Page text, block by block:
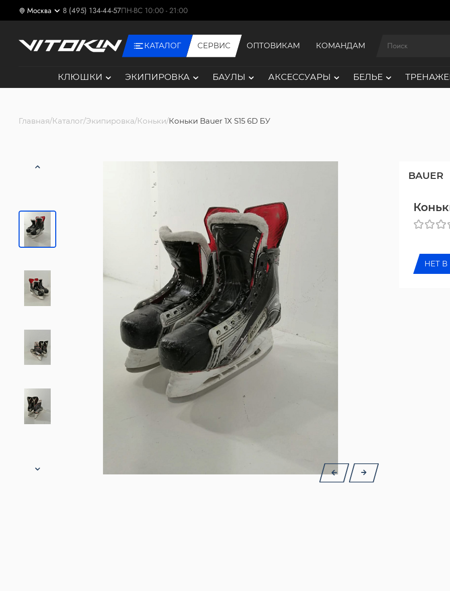
Москва 8 (495) 134-44-57ПН-ВС 10:00 - 21:00
КАТАЛОГ СЕРВИС ОПТОВИКАМ КОМАНДАМ
КЛЮШКИ ЭКИПИРОВКА БАУЛЫ АКСЕССУАРЫ БЕЛЬЕ
Главная Каталог Экипировка Коньки Коньки Bauer 1X S15 6D БУ
BAUER
НЕТ